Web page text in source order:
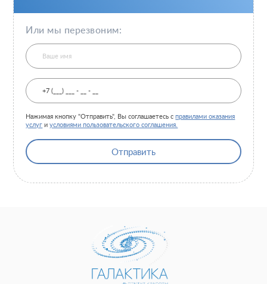
Или мы перезвоним:
Нажимая кнопку "Отправить", Вы соглашаетесь справилами оказания
услуг иусловиями пользовательского соглашения.
Отправить